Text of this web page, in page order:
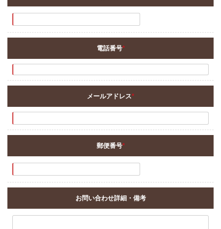
電話番号*
メールアドレス*
郵便番号*
お問い合わせ詳細・備考